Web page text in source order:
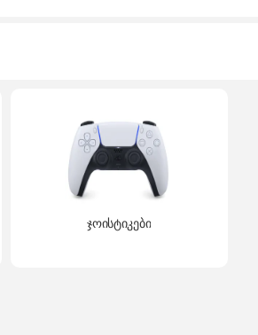
ჯოისტიკები